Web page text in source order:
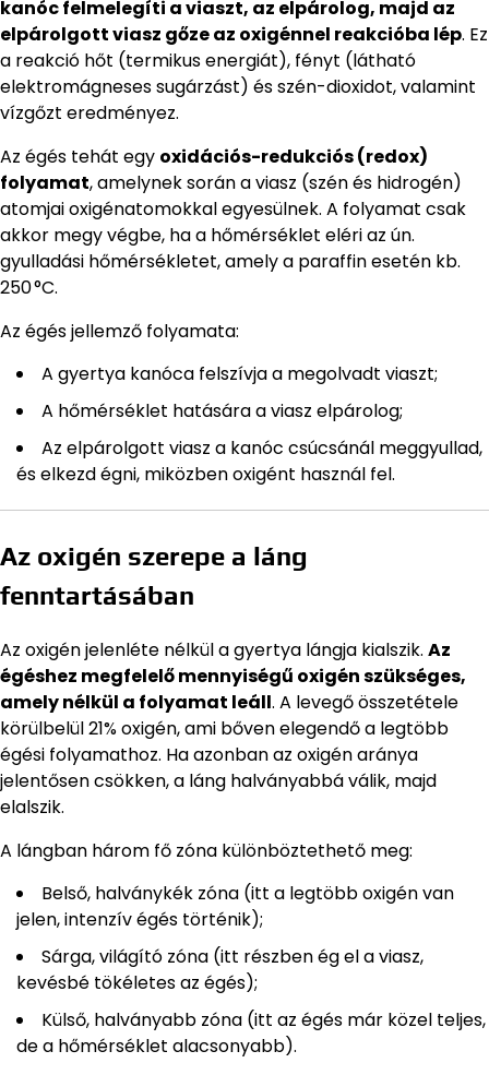
kanóc felmelegíti a viaszt, az elpárolog, majd az
elpárolgott viasz gőze az oxigénnel reakcióba lép. Ez
a reakció hőt (termikus energiát), fényt (látható
elektromágneses sugárzást) és szén-dioxidot, valamint
vízgőzt eredményez.
Az égés tehát egy oxidációs-redukciós (redox)
folyamat, amelynek során a viasz (szén és hidrogén)
atomjai oxigénatomokkal egyesülnek. A folyamat csak
akkor megy végbe, ha a hőmérséklet eléri az ún.
gyulladási hőmérsékletet, amely a paraffin esetén kb.
250 °C.
Az égés jellemző folyamata:
A gyertya kanóca felszívja a megolvadt viaszt;
A hőmérséklet hatására a viasz elpárolog;
Az elpárolgott viasz a kanóc csúcsánál meggyullad,
és elkezd égni, miközben oxigént használ fel.
Az oxigén szerepe a láng
fenntartásában
Az oxigén jelenléte nélkül a gyertya lángja kialszik. Az
égéshez megfelelő mennyiségű oxigén szükséges,
amely nélkül a folyamat leáll. A levegő összetétele
körülbelül 21% oxigén, ami bőven elegendő a legtöbb
égési folyamathoz. Ha azonban az oxigén aránya
jelentősen csökken, a láng halványabbá válik, majd
elalszik.
A lángban három fő zóna különböztethető meg:
Belső, halványkék zóna (itt a legtöbb oxigén van
jelen, intenzív égés történik);
Sárga, világító zóna (itt részben ég el a viasz,
kevésbé tökéletes az égés);
Külső, halványabb zóna (itt az égés már közel teljes,
de a hőmérséklet alacsonyabb).